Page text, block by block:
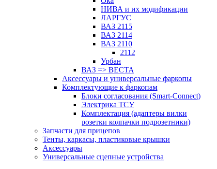
НИВА и их модификации
ЛАРГУС
ВАЗ 2115
ВАЗ 2114
ВАЗ 2110
2112
Урбан
ВАЗ => ВЕСТА
Аксессуары и универсальные фаркопы
Комплектующие к фаркопам
Блоки согласования (Smart-Connect)
Электрика ТСУ
Комплектация (адаптеры вилки
розетки колпачки подрозетники)
Запчасти для прицепов
Тенты, каркасы, пластиковые крышки
Аксессуары
Универсальные сцепные устройства